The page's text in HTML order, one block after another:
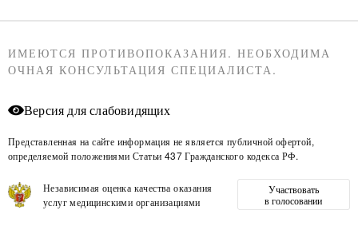
ИМЕЮТСЯ ПРОТИВОПОКАЗАНИЯ. НЕОБХОДИМА
ОЧНАЯ КОНСУЛЬТАЦИЯ СПЕЦИАЛИСТА.
Версия для слабовидящих
Представленная на сайте информация не является публичной офертой,
определяемой положениями Статьи 437 Гражданского кодекса РФ.
Независимая оценка качества оказания
услуг медицинскими организациями
Участвовать
в голосовании